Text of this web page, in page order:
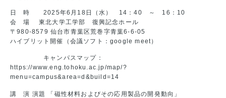
日 時 2025年6月18日（水） 14：40 ～ 16：10
会 場 東北大学工学部 復興記念ホール
〒980-8579 仙台市青葉区荒巻字青葉6-6-05
ハイブリット開催（会議ソフト：google meet）
キャンパスマップ：
https://www.eng.tohoku.ac.jp/map/?
menu=campus&area=d&build=14
講 演 演題 「磁性材料およびその応用製品の開発動向」